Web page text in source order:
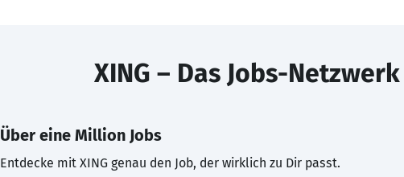
XING – Das Jobs-Netzwerk
Über eine Million Jobs
Entdecke mit XING genau den Job, der wirklich zu Dir passt.